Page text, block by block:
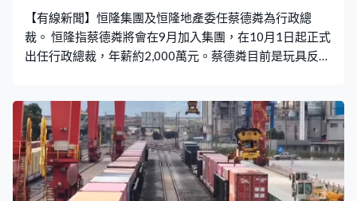
【有線新聞】恒隆集團及恒隆地產委任蔡德粦為行政總
裁。 恒隆指蔡德粦將會在9月加入集團，在10月1日起正式
出任行政總裁，年薪約2,000萬元。蔡德粦目前是玩具反斗